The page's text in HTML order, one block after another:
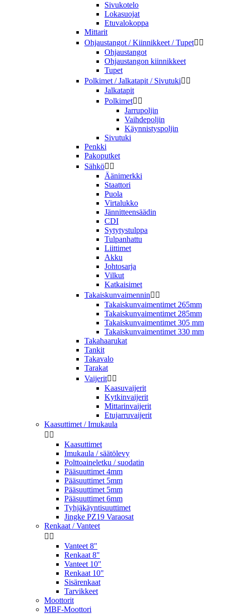
Sivukotelo
Lokasuojat
Etuvalokoppa
Mittarit
Ohjaustangot / Kiinnikkeet / Tupet 
Ohjaustangot
Ohjaustangon kiinnikkeet
Tupet
Polkimet / Jalkatapit / Sivutuki 
Jalkatapit
Polkimet 
Jarrupoljin
Vaihdepoljin
Käynnistyspoljin
Sivutuki
Penkki
Pakoputket
Sähkö 
Äänimerkki
Staattori
Puola
Virtalukko
Jännitteensäädin
CDI
Sytytystulppa
Tulpanhattu
Liittimet
Akku
Johtosarja
Vilkut
Katkaisimet
Takaiskunvaimennin 
Takaiskunvaimentimet 265mm
Takaiskunvaimentimet 285mm
Takaiskunvaimentimet 305 mm
Takaiskunvaimentimet 330 mm
Takahaarukat
Tankit
Takavalo
Tarakat
Vaijerit 
Kaasuvaijerit
Kytkinvaijerit
Mittarinvaijerit
Etujarruvaijerit
Kaasuttimet / Imukaula
 
Kaasuttimet
Imukaula / säätölevy
Polttoaineletku / suodatin
Pääsuuttimet 4mm
Pääsuuttimet 5mm
Pääsuuttimet 5mm
Pääsuuttimet 6mm
Tyhjäkäyntisuuttimet
Jingke PZ19 Varaosat
Renkaat / Vanteet
 
Vanteet 8"
Renkaat 8"
Vanteet 10"
Renkaat 10"
Sisärenkaat
Tarvikkeet
Moottorit
MBF-Moottori